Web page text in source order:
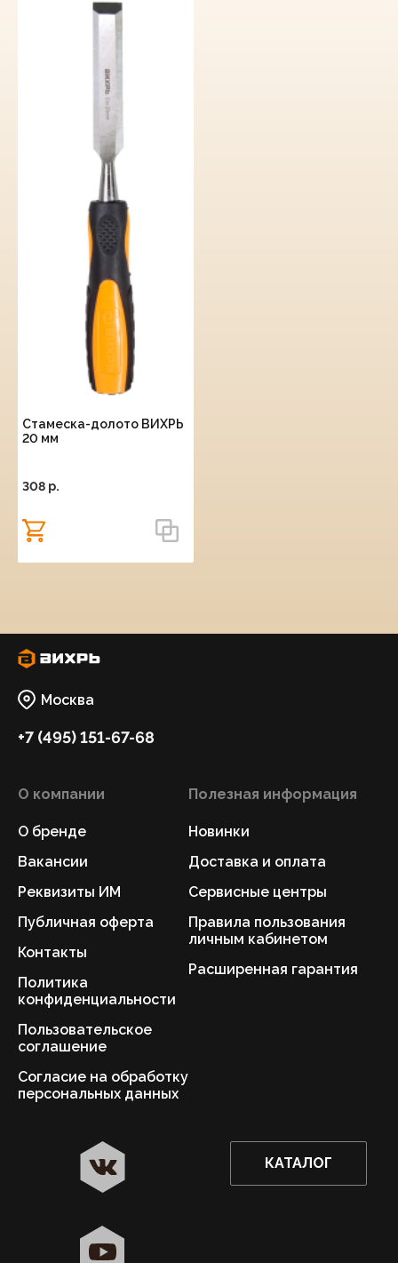
Стамеска-долото ВИХРЬ
20 мм
308 p.
Москва
+7 (495) 151-67-68
О компании
О бренде
Вакансии
Реквизиты ИМ
Публичная оферта
Контакты
Политика
конфиденциальности
Пользовательское
соглашение
Согласие на обработку
персональных данных
Полезная информация
Новинки
Доставка и оплата
Сервисные центры
Правила пользования
личным кабинетом
Расширенная гарантия
КАТАЛОГ